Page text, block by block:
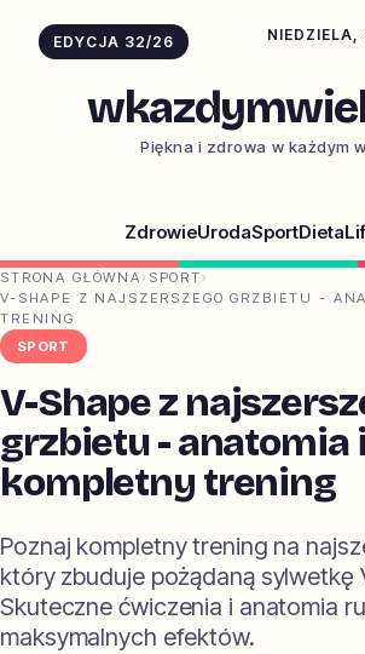
EDYCJA 32/26
Piękna i zdrowa w każdym
ZdrowieUrodaSportDieta
STRONA GŁÓWNA › SPORT ›
V-SHAPE Z NAJSZERSZEGO GRZBIETU -
TRENING
SPORT
V-Shape z
grzbietu - anatomia i
kompletny trening
Poznaj kompletny trening na
który zbuduje pożądaną sylwetkę
Skuteczne ćwiczenia i anatomia
maksymalnych efektów.